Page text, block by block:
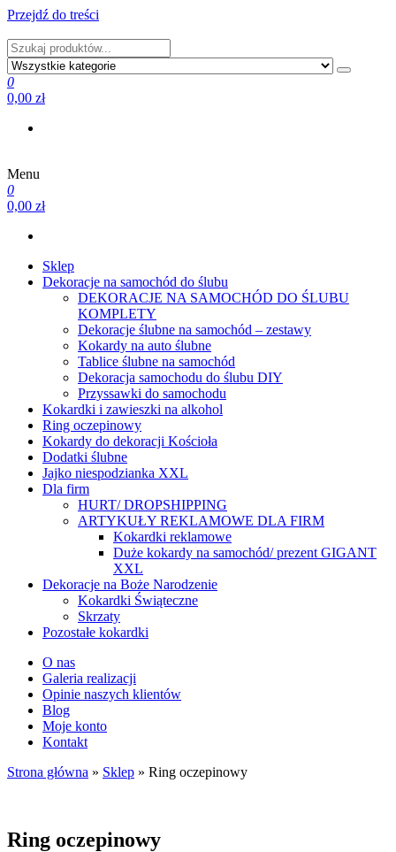
Przejdź do treści
PRODUCENT DEKORACJI ŚLUBNYCH I NIE TYLKO
0
0,00 zł
PRODUCENT DEKORACJI ŚLUBNYCH I NIE TYLKO
Menu
0
0,00 zł
Sklep
Dekoracje na samochód do ślubu
DEKORACJE NA SAMOCHÓD DO ŚLUBU
KOMPLETY
Dekoracje ślubne na samochód – zestawy
Kokardy na auto ślubne
Tablice ślubne na samochód
Dekoracja samochodu do ślubu DIY
Przyssawki do samochodu
Kokardki i zawieszki na alkohol
Ring oczepinowy
Kokardy do dekoracji Kościoła
Dodatki ślubne
Jajko niespodzianka XXL
Dla firm
HURT/ DROPSHIPPING
ARTYKUŁY REKLAMOWE DLA FIRM
Kokardki reklamowe
Duże kokardy na samochód/ prezent GIGANT
XXL
Dekoracje na Boże Narodzenie
Kokardki Świąteczne
Skrzaty
Pozostałe kokardki
O nas
Galeria realizacji
Opinie naszych klientów
Blog
Moje konto
Kontakt
Strona główna » Sklep » Ring oczepinowy
Ring oczepinowy